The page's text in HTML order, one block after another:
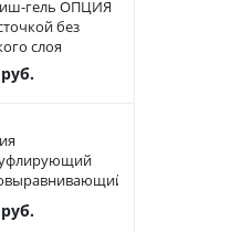
гель ОПЦИЯ
без
слоя
руб.
светло-розовый
Тон №3
руб.